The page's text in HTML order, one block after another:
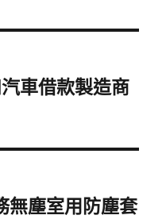
車借款製造商
無塵室用防塵套